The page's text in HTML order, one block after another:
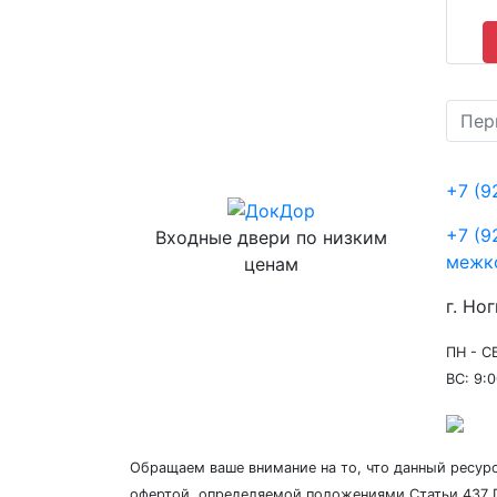
Входные двери по низким
ценам
+7
+7
г.
ПН -
ВС:
Обращаем ваше внимание на то, что данный